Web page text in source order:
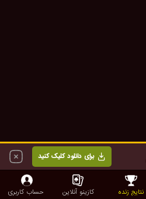
برای دانلود کلیک کنید
نتایج زنده کازینو آنلاین حساب کاربری